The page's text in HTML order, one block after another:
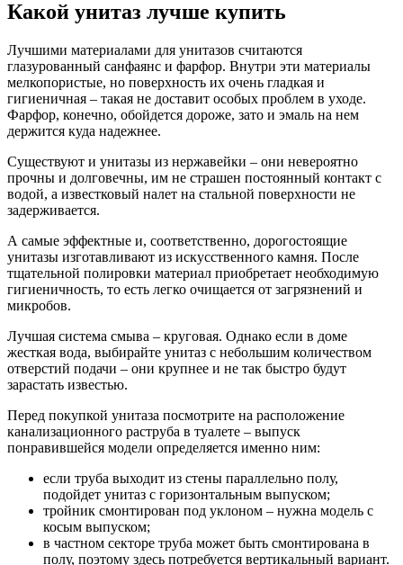
Какой унитаз лучше купить
Лучшими материалами для унитазов считаются
глазурованный санфаянс и фарфор. Внутри эти материалы
мелкопористые, но поверхность их очень гладкая и
гигиеничная – такая не доставит особых проблем в уходе.
Фарфор, конечно, обойдется дороже, зато и эмаль на нем
держится куда надежнее.
Существуют и унитазы из нержавейки – они невероятно
прочны и долговечны, им не страшен постоянный контакт с
водой, а известковый налет на стальной поверхности не
задерживается.
А самые эффектные и, соответственно, дорогостоящие
унитазы изготавливают из искусственного камня. После
тщательной полировки материал приобретает необходимую
гигиеничность, то есть легко очищается от загрязнений и
микробов.
Лучшая система смыва – круговая. Однако если в доме
жесткая вода, выбирайте унитаз с небольшим количеством
отверстий подачи – они крупнее и не так быстро будут
зарастать известью.
Перед покупкой унитаза посмотрите на расположение
канализационного раструба в туалете – выпуск
понравившейся модели определяется именно ним:
если труба выходит из стены параллельно полу,
подойдет унитаз с горизонтальным выпуском;
тройник смонтирован под уклоном – нужна модель с
косым выпуском;
в частном секторе труба может быть смонтирована в
полу, поэтому здесь потребуется вертикальный вариант.